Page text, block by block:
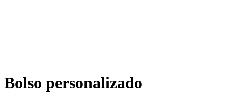
Bolso personalizado